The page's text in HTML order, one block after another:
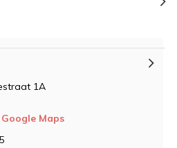
1A
Maps